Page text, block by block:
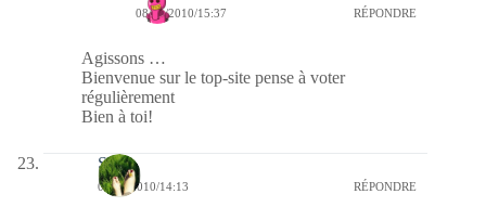
08/01/2010/15:37 RÉPONDRE
Agissons …
Bienvenue sur le top-site pense à voter
régulièrement
Bien à toi!
S
08/01/2010/14:13 RÉPONDRE